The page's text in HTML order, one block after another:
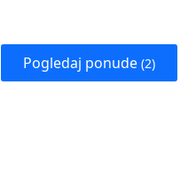
Pogledaj ponude (2)